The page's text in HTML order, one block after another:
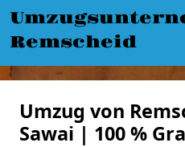
Remscheid
Umzug von
Sawai | 100 %